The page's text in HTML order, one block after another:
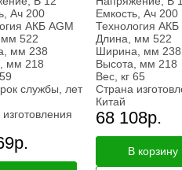
Ач 200
АКБ AGM
мм 522
мм 238
мм 218
59
службы, лет
р.
Емкость, Ач 200
Технология АКБ
Длина, мм 522
Ширина, мм 238
Высота, мм 218
Вес, кг 65
Страна
Китай
68 108р.
В корзину